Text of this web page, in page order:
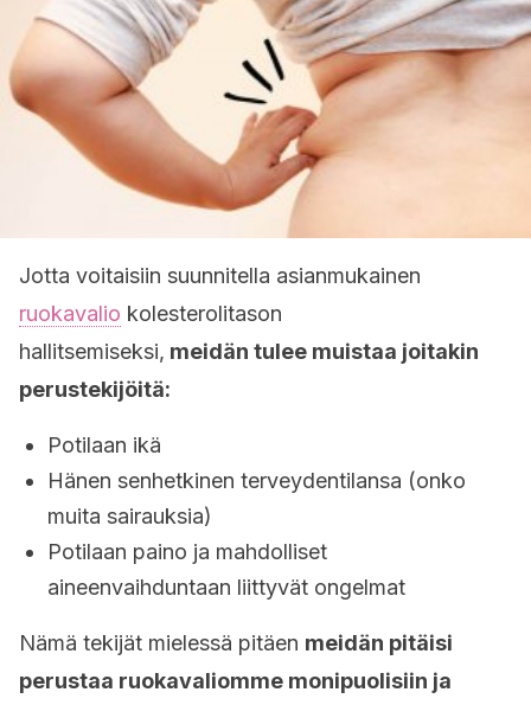
Jotta voitaisiin suunnitella asianmukainen
ruokavalio kolesterolitason
hallitsemiseksi, meidän tulee muistaa joitakin
perustekijöitä:
Potilaan ikä
Hänen senhetkinen terveydentilansa (onko
muita sairauksia)
Potilaan paino ja mahdolliset
aineenvaihduntaan liittyvät ongelmat
Nämä tekijät mielessä pitäen meidän pitäisi
perustaa ruokavaliomme monipuolisiin ja